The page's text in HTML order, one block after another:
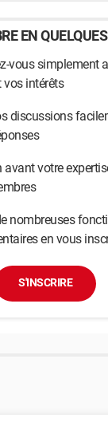
EN
vous simplement
vos intérêts
discussions
avant votre
nombreuses
en vous
S'INSCRIRE